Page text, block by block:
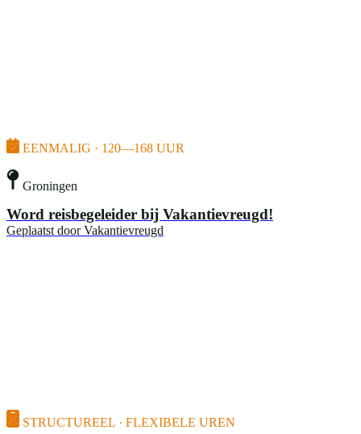
EENMALIG · 120—168 UUR
Groningen
Word reisbegeleider bij Vakantievreugd!
Geplaatst door Vakantievreugd
STRUCTUREEL · FLEXIBELE UREN